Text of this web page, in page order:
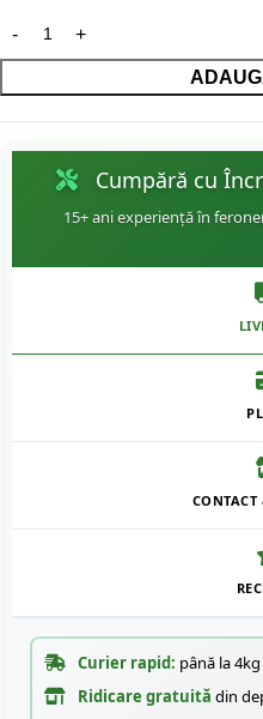
Cumpără cu
15+ ani experiență în
Curier rapid: până la
Ridicare gratuită din